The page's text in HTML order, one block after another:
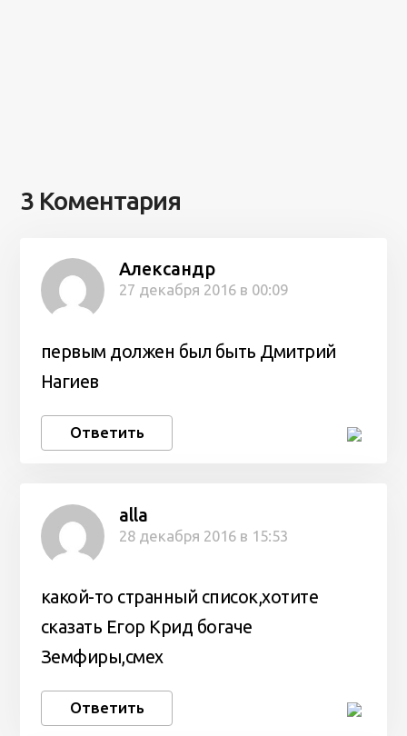
3 Коментария
Александр
27 декабря 2016 в 00:09
первым должен был быть Дмитрий
Нагиев
Ответить
alla
28 декабря 2016 в 15:53
какой-то странный список,хотите
сказать Егор Крид богаче
Земфиры,смех
Ответить